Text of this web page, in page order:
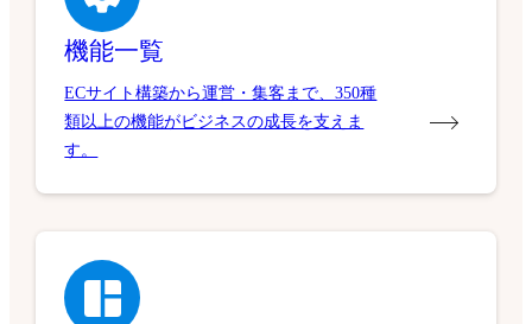
機能一覧
ECサイト構築から運営・集客まで、350種
類以上の機能がビジネスの成長を支えま
す。